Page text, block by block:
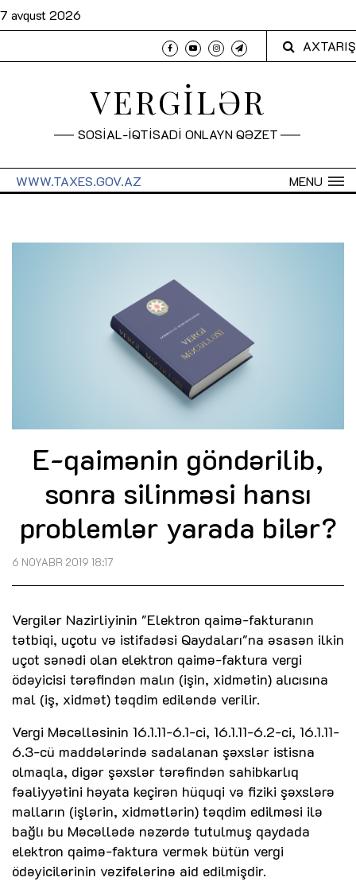
7 avqust 2026
AXTARIŞ
VERGİLƏR
SOSİAL-İQTİSADİ ONLAYN QƏZET
MENU
WWW.TAXES.GOV.AZ
E-qaimənin göndərilib,
sonra silinməsi hansı
problemlər yarada bilər?
6 NOYABR 2019 18:17
Vergilər Nazirliyinin "Elektron qaimə-fakturanın
tətbiqi, uçotu və istifadəsi Qaydaları"na əsasən ilkin
uçot sənədi olan elektron qaimə-faktura vergi
ödəyicisi tərəfindən malın (işin, xidmətin) alıcısına
mal (iş, xidmət) təqdim ediləndə verilir.
Vergi Məcəlləsinin 16.1.11-6.1-ci, 16.1.11-6.2-ci, 16.1.11-
6.3-cü maddələrində sadalanan şəxslər istisna
olmaqla, digər şəxslər tərəfindən sahibkarlıq
fəaliyyətini həyata keçirən hüquqi və fiziki şəxslərə
malların (işlərin, xidmətlərin) təqdim edilməsi ilə
bağlı bu Məcəllədə nəzərdə tutulmuş qaydada
elektron qaimə-faktura vermək bütün vergi
ödəyicilərinin vəzifələrinə aid edilmişdir.